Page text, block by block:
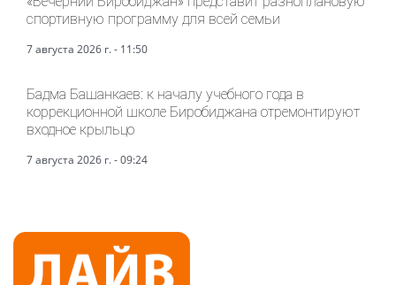
спортивную программу для всей семьи
7 августа 2026 г. - 11:50
Бадма Башанкаев: к началу учебного года в
коррекционной школе Биробиджана отремонтируют
входное крыльцо
7 августа 2026 г. - 09:24